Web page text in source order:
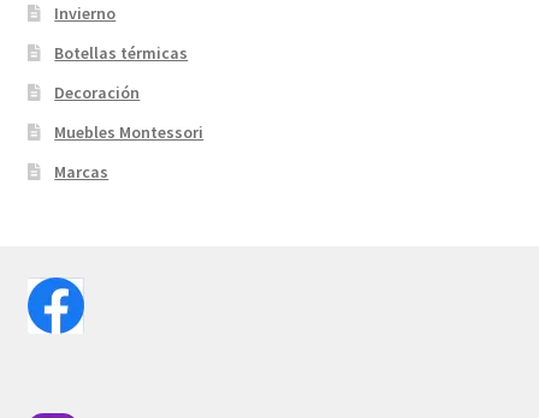
Invierno
Botellas térmicas
Decoración
Muebles Montessori
Marcas